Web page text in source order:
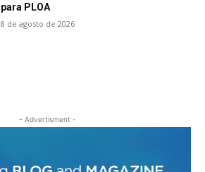
para PLOA
8 de agosto de 2026
- Advertisment -